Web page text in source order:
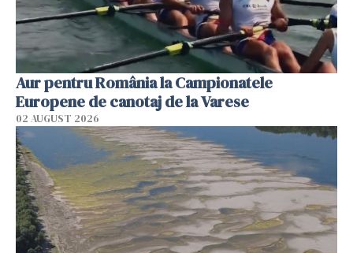
Aur pentru România la Campionatele
Europene de canotaj de la Varese
02 AUGUST 2026